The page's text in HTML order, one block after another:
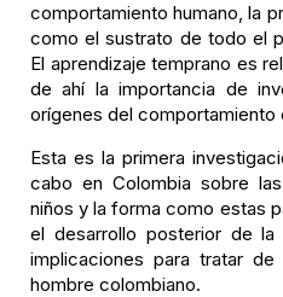
comportamiento humano, la
como el sustrato de todo el
El aprendizaje temprano es
de ahí la importancia de
orígenes del comportamiento
Esta es la primera
cabo en Colombia sobre
niños y la forma como estas
el desarrollo posterior de la
implicaciones para tratar
hombre colombiano.